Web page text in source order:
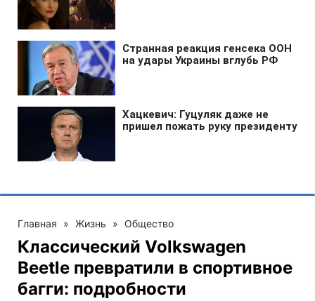
Главная » Жизнь » Общество
Классический Volkswagen
Beetle превратили в спортивное
багги: подробности